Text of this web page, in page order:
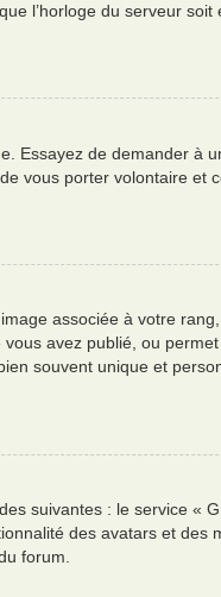
l’horloge du serveur soit
Essayez de demander à
vous porter volontaire et
associée à votre
avez publié, ou
souvent unique et
suivantes : le service «
des avatars et des
forum.